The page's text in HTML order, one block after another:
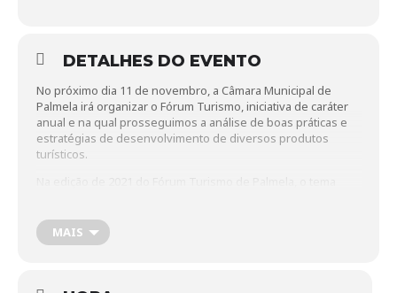
DETALHES DO EVENTO
No próximo dia 11 de novembro, a Câmara Municipal de
Palmela irá organizar o Fórum Turismo, iniciativa de caráter
anual e na qual prosseguimos a análise de boas práticas e
estratégias de desenvolvimento de diversos produtos
turísticos.
principal objetivo a partilha de metodologias, exemplos e
boas práticas de sucesso nesta área, seguindo em anexo o
Neste sentido, gostaria de contar com a presença de V. Exa.
MAIS